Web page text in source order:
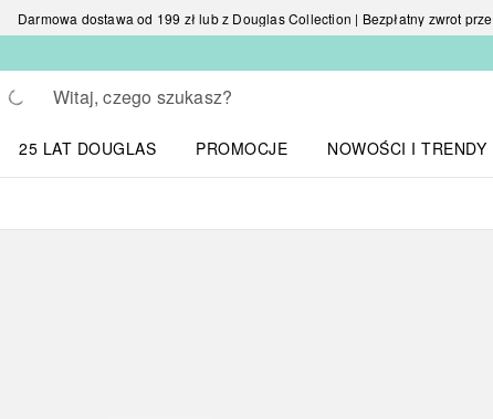
Darmowa dostawa od 199 zł lub z Douglas Collection | Bezpłatny zwrot
Wracać
Wykonaj wyszukiwanie
25 LAT DOUGLAS
PROMOCJE
NOWOŚCI I TRENDY